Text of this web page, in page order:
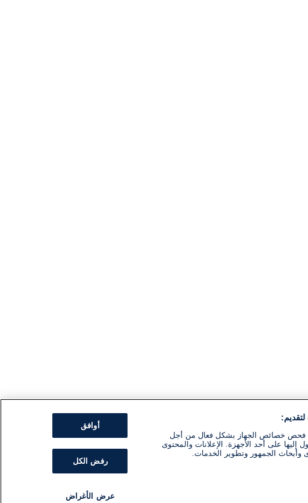
فحص خصائص الجهاز بشكل فعال من أجل
إليها على أحد الأجهزة. الإعلانات والمحتوى
وأبحاث الجمهور وتطوير الخدمات.
أوافق
رفض الكل
عرض الأغراض